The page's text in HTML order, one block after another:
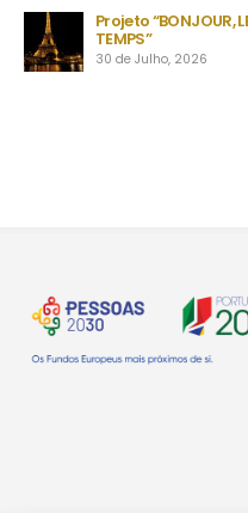
Projeto “BONJOUR,
TEMPS”
30 de Julho, 2026